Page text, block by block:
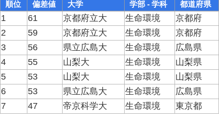
順位 偏差値 大学 学部 - 学科 都道府県
1 61 京都府立大 生命環境
京都府
2
59 京都府立大 生命環境
京都府
3
56 県立広島大 生命環境
広島県
4
55 山梨大 生命環境
山梨県
5
53 山梨大 生命環境
山梨県
6
53 県立広島大 生命環境
広島県
7
47 帝京科学大 生命環境 東京都